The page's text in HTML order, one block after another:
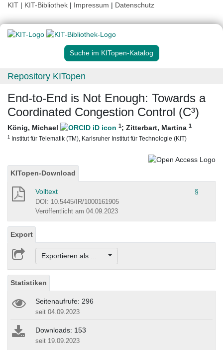
KIT | KIT-Bibliothek | Impressum | Datenschutz
Suche im KITopen-Katalog
Repository KITopen
End-to-End is Not Enough: Towards a
Coordinated Congestion Control (C³)
König, Michael 1; Zitterbart, Martina 1
1 Institut für Telematik (TM), Karlsruher Institut für Technologie (KIT)
KITopen-Download
Volltext §
DOI: 10.5445/IR/1000161905
Veröffentlicht am 04.09.2023
Export
Exportieren als ...
Statistiken
Seitenaufrufe: 296
seit 04.09.2023
Downloads: 153
seit 19.09.2023